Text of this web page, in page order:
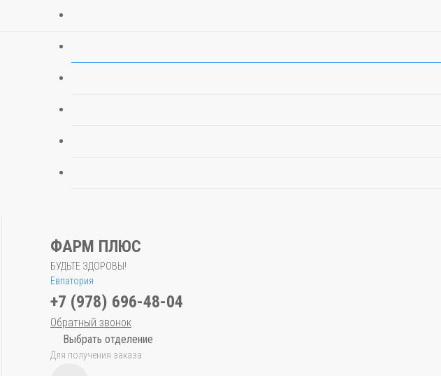
ФАРМ ПЛЮС
БУДЬТЕ ЗДОРОВЫ!
Евпатория
+7 (978) 696-48-04
Обратный звонок
Выбрать отделение
Для получения заказа